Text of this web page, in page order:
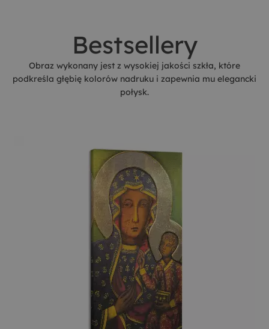
Bestsellery
Obraz wykonany jest z wysokiej jakości szkła, które
podkreśla głębię kolorów nadruku i zapewnia mu elegancki
połysk.